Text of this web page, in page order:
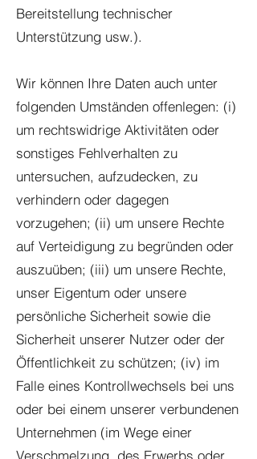
Bereitstellung technischer
Unterstützung usw.).
Wir können Ihre Daten auch unter
folgenden Umständen offenlegen: (i)
um rechtswidrige Aktivitäten oder
sonstiges Fehlverhalten zu
untersuchen, aufzudecken, zu
verhindern oder dagegen
vorzugehen; (ii) um unsere Rechte
auf Verteidigung zu begründen oder
auszuüben; (iii) um unsere Rechte,
unser Eigentum oder unsere
persönliche Sicherheit sowie die
Sicherheit unserer Nutzer oder der
Öffentlichkeit zu schützen; (iv) im
Falle eines Kontrollwechsels bei uns
oder bei einem unserer verbundenen
Unternehmen (im Wege einer
Verschmelzung, des Erwerbs oder